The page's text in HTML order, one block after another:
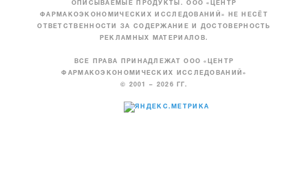
ОПИСЫВАЕМЫЕ ПРОДУКТЫ. ООО «ЦЕНТР
ФАРМАКОЭКОНОМИЧЕСКИХ ИССЛЕДОВАНИЙ» НЕ НЕСЁТ
ОТВЕТСТВЕННОСТИ ЗА СОДЕРЖАНИЕ И ДОСТОВЕРНОСТЬ
РЕКЛАМНЫХ МАТЕРИАЛОВ.
ВСЕ ПРАВА ПРИНАДЛЕЖАТ ООО «ЦЕНТР
ФАРМАКОЭКОНОМИЧЕСКИХ ИССЛЕДОВАНИЙ»
© 2001 – 2026 ГГ.